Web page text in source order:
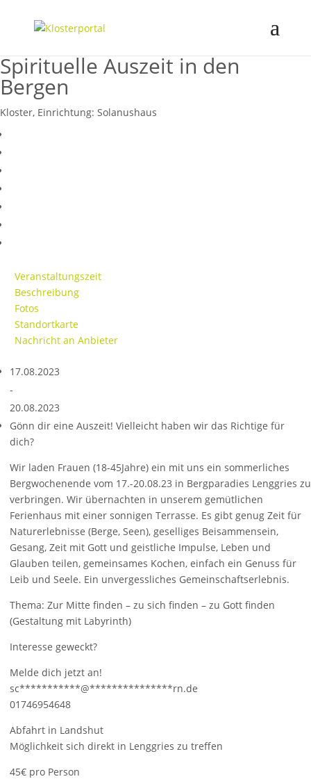
Spirituelle Auszeit in den
Bergen
Kloster, Einrichtung: Solanushaus
Veranstaltungszeit
Beschreibung
Fotos
Standortkarte
Nachricht an Anbieter
17.08.2023
-
20.08.2023
Gönn dir eine Auszeit! Vielleicht haben wir das Richtige für
dich?
Wir laden Frauen (18-45Jahre) ein mit uns ein sommerliches
Bergwochenende vom 17.-20.08.23 in Bergparadies Lenggries zu
verbringen. Wir übernachten in unserem gemütlichen
Ferienhaus mit einer sonnigen Terrasse. Es gibt genug Zeit für
Naturerlebnisse (Berge, Seen), geselliges Beisammensein,
Gesang, Zeit mit Gott und geistliche Impulse, Leben und
Glauben teilen, gemeinsames Kochen, einfach ein Genuss für
Leib und Seele. Ein unvergessliches Gemeinschaftserlebnis.
Thema: Zur Mitte finden – zu sich finden – zu Gott finden
(Gestaltung mit Labyrinth)
Interesse geweckt?
Melde dich jetzt an!
sc***********@***************rn.de
01746954648
Abfahrt in Landshut
Möglichkeit sich direkt in Lenggries zu treffen
45€ pro Person